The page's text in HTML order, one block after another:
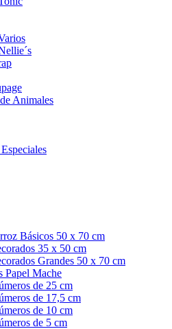
Animales
Básicos 50 x 70 cm
35 x 50 cm
Grandes 50 x 70 cm
Papel Mache
de 25 cm
de 17,5 cm
de 10 cm
de 5 cm